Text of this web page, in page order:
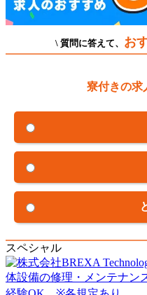
\ 質問に答えて、 お
寮付きの求
スペシャル